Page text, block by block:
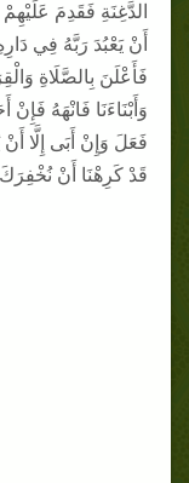
الدَّغِنَةِ فَقَدِمَ عَلَيْهِمْ
أَنْ يَعْبُدَ رَبَّهُ فِي
فَأَعْلَنَ بِالصَّلَاةِ
وَأَبْنَاءَنَا فَانْهَهُ
فَعَلَ وَإِنْ أَبَى إِلَّا
قَدْ كَرِهْنَا أَنْ